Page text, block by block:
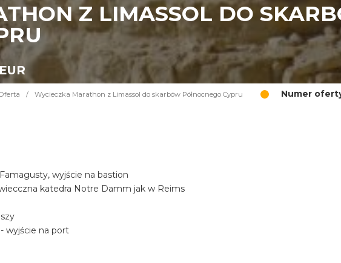
Z LIMASSOL DO
/ Wycieczka Marathon z Limassol do skarbów Północnego Cypru Numer
wyjście na bastion
katedra Notre Damm jak w Reims
wyjście na port